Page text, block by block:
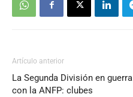
Artículo anterior
La Segunda División en guerra
con la ANFP: clubes